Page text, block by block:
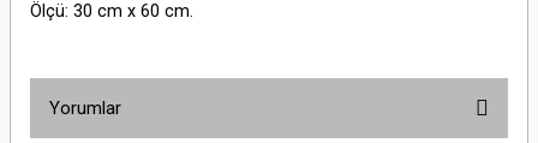
Ölçü: 30 cm x 60 cm.
Yorumlar